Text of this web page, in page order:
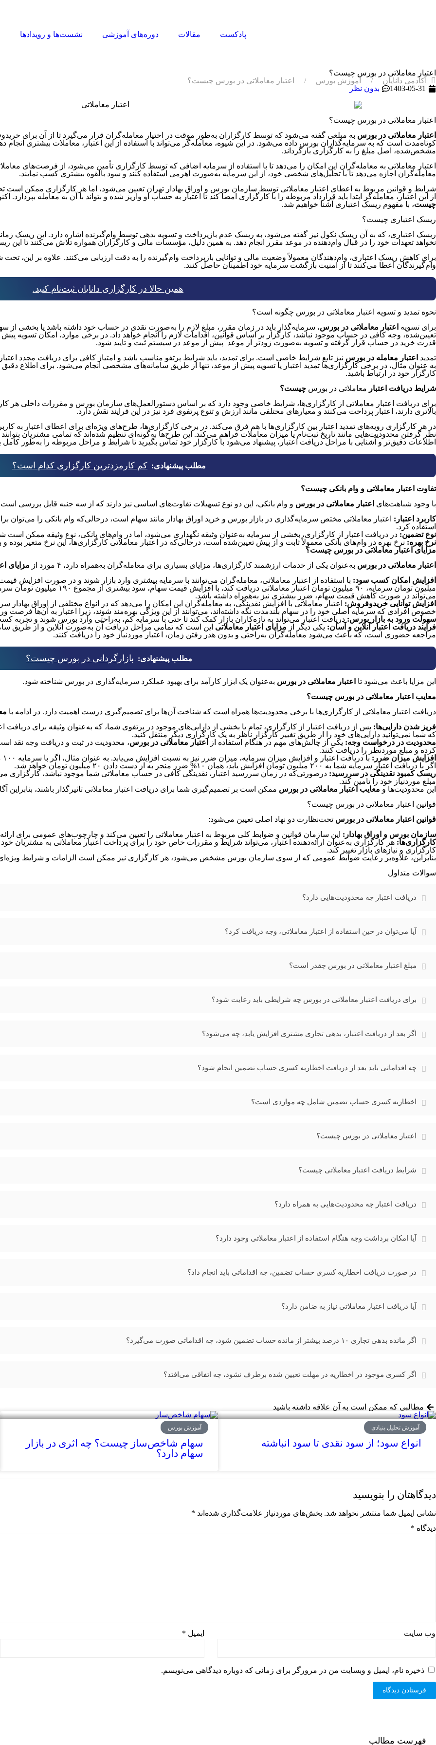
پادکست مقالات دوره‌های آموزشی نشست‌ها و رویدادها
اعتبار معاملاتی در بورس چیست؟
آکادمی دانایان
آموزش بورس
اعتبار معاملاتی در بورس چیست؟
1403-05-31
بدون نظر
اعتبار معاملاتی در بورس چیست؟
اعتبار معاملاتی در بورس به مبلغی گفته می‌شود که توسط کارگزاران به‌طور موقت در اختیار معامله‌گران قرار می‌گیرد تا از آن برای
کوتاه‌مدت است که به سرمایه‌گذاران بورس داده می‌شود. در این شیوه، معامله‌گر می‌تواند با استفاده از این اعتبار، معاملات بیشتری
مشخص‌شده، اصل مبلغ را به کارگزاری بازگرداند.
اعتبار معاملاتی به معامله‌گران این امکان را می‌دهد تا با استفاده از سرمایه اضافی که توسط کارگزاری تأمین می‌شود، از فرصت‌های
معامله‌گران اجازه می‌دهد تا با تحلیل‌های شخصی خود، از این سرمایه به‌صورت اهرمی استفاده کنند و سود بالقوه بیشتری کسب نمایند.
شرایط و قوانین مربوط به اعطای اعتبار معاملاتی توسط سازمان بورس و اوراق بهادار تهران تعیین می‌شود، اما هر کارگزاری ممکن است
از این اعتبار، معامله‌گر ابتدا باید قرارداد مربوطه را با کارگزاری امضا کند تا اعتبار به حساب او واریز شده و بتواند با آن به معامله بپردازد.
چیست، با مفهوم ریسک اعتباری آشنا خواهیم شد.
ریسک اعتباری چیست؟
ریسک اعتباری، که به آن ریسک نکول نیز گفته می‌شود، به ریسک عدم بازپرداخت و تسویه بدهی توسط وام‌گیرنده اشاره دارد. این ریسک
نخواهد تعهدات خود را در قبال وام‌دهنده در موعد مقرر انجام دهد. به همین دلیل، مؤسسات مالی و کارگزاران همواره تلاش می‌کنند تا این
برای کاهش ریسک اعتباری، وام‌دهندگان معمولاً وضعیت مالی و توانایی بازپرداخت وام‌گیرنده را به دقت ارزیابی می‌کنند. علاوه بر این،
وام‌گیرندگان اعطا می‌کنند تا از امنیت بازگشت سرمایه خود اطمینان حاصل کنند.
همین حالا در کارگزاری دانایان ثبت‌نام کنید.
نحوه تمدید و تسویه اعتبار معاملاتی در بورس چگونه است؟
برای تسویه اعتبار معاملاتی در بورس، سرمایه‌گذار باید در زمان مقرر، مبلغ لازم را به‌صورت نقدی در حساب خود داشته باشد یا بخشی از
تعیین‌شده، وجه کافی در حساب موجود نباشد، کارگزار بر اساس قوانین، اقدامات لازم را انجام خواهد داد. در برخی موارد، امکان تسویه پیش
قدرت خرید در حساب قرار گرفته و تسویه به‌صورت زودتر از موعد پیش از موعد در سیستم ثبت و تایید شود.
تمدید اعتبار معامله در بورس نیز تابع شرایط خاصی است. برای تمدید، باید شرایط پرتفو مناسب باشد و امتیاز کافی برای دریافت مجدد
به عنوان مثال، در برخی کارگزاری‌ها تمدید اعتبار یا تسویه پیش از موعد، تنها از طریق سامانه‌های مشخصی انجام می‌شود. برای اطلاع دقیق
کارگزار خود در ارتباط باشید.
شرایط دریافت اعتبار معاملاتی در بورس چیست؟
برای دریافت اعتبار معاملاتی از کارگزاری‌ها، شرایط خاصی وجود دارد که بر اساس دستورالعمل‌های سازمان بورس و مقررات داخلی هر
بالاتری دارند، اعتبار پرداخت می‌کنند و معیارهای مختلفی مانند ارزش و تنوع پرتفوی فرد نیز در این فرایند نقش دارد.
در هر کارگزاری رویه‌های تمدید اعتبار بین کارگزاری‌ها با هم فرق می‌کند. در برخی کارگزاری‌ها، طرح‌های ویژه‌ای برای اعطای اعتبار به
نظر گرفتن محدودیت‌هایی مانند تاریخ ثبت‌نام یا میزان معاملات فراهم می‌کند. این طرح‌ها به‌گونه‌ای تنظیم شده‌اند که تمامی مشتریان بتوانند
اطلاعات دقیق‌تر و آشنایی با مراحل دریافت اعتبار، پیشنهاد می‌شود با کارگزار خود تماس بگیرید تا شرایط و مراحل مربوطه را به‌طور
مطلب پیشنهادی: کم کارمزدترین کارگزاری کدام است؟
تفاوت اعتبار معاملاتی و وام بانکی چیست؟
با وجود شباهت‌های اعتبار معاملاتی در بورس و وام بانکی، این دو نوع تسهیلات تفاوت‌های اساسی نیز دارند که از سه جنبه قابل بررسی
کاربرد اعتبار : اعتبار معاملاتی مختص سرمایه‌گذاری در بازار بورس و خرید اوراق بهادار مانند سهام است، در‌حالی‌که وام بانکی را می‌توان
استفاده کرد.
نوع تضمین: در دریافت اعتبار از کارگزاری، بخشی از سرمایه به‌عنوان وثیقه نگهداری می‌شود، اما در وام‌های بانکی، نوع وثیقه ممکن است
نرخ بهره: نرخ بهره در وام‌های بانکی معمولاً ثابت و از پیش تعیین‌شده است، درحالی‌که در اعتبار معاملاتی کارگزاری‌ها، این نرخ متغیر بوده و
مزایای اعتبار معاملاتی در بورس چیست؟
اعتبار معاملاتی در بورس به‌عنوان یکی از خدمات ارزشمند کارگزاری‌ها، مزایای بسیاری برای معامله‌گران به‌همراه دارد، ۴ مورد از مزایای
افزایش امکان کسب سود:
میلیون تومان سرمایه، ۹۰ میلیون تومان
می‌تواند در صورت کاهش قیمت سهام، ضرر بیشتری نیز به‌همراه داشته باشد.
افزایش توانایی خرید‌و‌فروش: اعتبار معاملاتی با افزایش نقدینگی، به معامله‌گران این امکان را می‌دهد که در انواع مختلفی از اوراق
خصوص افرادی که سرمایه اصلی خود را در سهام بلندمدت نگه داشته‌اند، می‌توانند از این ویژگی بهره‌مند شوند، زیرا اعتبار به آن‌ها فرصت
سهولت ورود به بازار بورس: دریافت اعتبار می‌تواند به تازه‌کاران بازار کمک کند تا حتی با سرمایه کم، به‌راحتی وارد بورس شوند و تجربه
فرایند دریافت اعتبار آنلاین و آسان: یکی دیگر از مزایای اعتبار معاملاتی این است که تمامی مراحل دریافت آن به‌صورت آنلاین و از طریق
مراجعه حضوری است، که باعث می‌شود معامله‌گران به‌راحتی و بدون هدر رفتن زمان، اعتبار موردنیاز خود را دریافت کنند.
مطلب پیشنهادی: بازارگردانی در بورس چیست؟
این مزایا باعث می‌شود تا اعتبار معاملاتی در بورس به‌عنوان یک ابزار کارآمد برای بهبود عملکرد سرمایه‌گذاری در بورس شناخته شود.
معایب اعتبار معاملاتی در بورس چیست؟
دریافت اعتبار معاملاتی از کارگزاری‌ها با برخی محدودیت‌ها همراه است که شناخت آن‌ها برای تصمیم‌گیری درست اهمیت دارد. در ادامه با
فریز شدن دارایی‌ها: پس از دریافت اعتبار از کارگزاری، تمام یا بخشی از دارایی‌های موجود در پرتفوی شما، که به‌عنوان وثیقه برای
که شما نمی‌توانید دارایی‌های خود را از طریق تغییر کارگزار ناظر به یک کارگزاری دیگر منتقل کنید.
محدودیت در درخواست وجه: یکی از چالش‌های مهم در هنگام استفاده از اعتبار معاملاتی در بورس، محدودیت در ثبت و دریافت وجه نقد
کرده و مبلغ مورد‌نظر را دریافت کنند.
افزایش میزان ضرر :
اگر با دریافت اعتبار سرمایه شما به ۲۰۰ میلیون تومان افزایش یابد، همان ۱۰% ضرر منجر به از دست دادن ۲۰ میلیون تومان خواهد شد.
ریسک کمبود نقدینگی در سررسید: در‌صورتی‌که در زمان سررسید اعتبار، نقدینگی کافی در حساب معاملاتی شما موجود نباشد، کارگزاری
مبلغ مورد‌نیاز خود را تامین کند.
این محدودیت‌ها و معایب اعتبار معاملاتی در بورس ممکن است بر تصمیم‌گیری شما برای دریافت اعتبار معاملاتی تاثیرگذار باشند،
قوانین اعتبار معاملاتی در بورس چیست؟
قوانین اعتبار معاملاتی در بورس تحت‌نظارت دو نهاد اصلی تعیین می‌شود:
سازمان بورس و اوراق بهادار : این سازمان قوانین و ضوابط کلی مربوط به اعتبار معاملاتی را تعیین می‌کند و چارچوب‌های عمومی برای
کارگزاری‌ها: هر کارگزاری به‌عنوان ارائه‌دهنده اعتبار، می‌تواند شرایط و مقررات خاص خود را برای پرداخت اعتبار معاملاتی به
کارگزاری و نیازهای بازار تغییر کند.
بنابراین، علاوه‌بر رعایت ضوابط عمومی که از سوی سازمان بورس مشخص می‌شود، هر کارگزاری نیز ممکن است الزامات و شرایط ویژه‌ای
سوالات متداول
دریافت اعتبار چه محدودیت‌هایی دارد؟
آیا می‌توان در حین استفاده از اعتبار معاملاتی، وجه دریافت کرد؟
مبلغ اعتبار معاملاتی در بورس چقدر است؟
برای دریافت اعتبار معاملاتی در بورس چه شرایطی باید رعایت شود؟
اگر بعد از دریافت اعتبار، بدهی تجاری مشتری افزایش یابد، چه می‌شود؟
چه اقداماتی باید بعد از دریافت اخطاریه کسری حساب تضمین انجام شود؟
اخطاریه کسری حساب تضمین شامل چه مواردی است؟
اعتبار معاملاتی در بورس چیست؟
شرایط دریافت اعتبار معاملاتی چیست؟
دریافت اعتبار چه محدودیت‌هایی به همراه دارد؟
آیا امکان برداشت وجه هنگام استفاده از اعتبار معاملاتی وجود دارد؟
در صورت دریافت اخطاریه کسری حساب تضمین، چه اقداماتی باید انجام داد؟
آیا دریافت اعتبار معاملاتی نیاز به ضامن دارد؟
اگر مانده بدهی تجاری ۱۰ درصد بیشتر از مانده حساب تضمین شود، چه اقداماتی صورت می‌گیرد؟
اگر کسری موجود در اخطاریه در مهلت تعیین شده برطرف نشود، چه اتفاقی می‌افتد؟
مطالبی که ممکن است به آن علاقه داشته باشید
آموزش تحلیل بنیادی
انواع سود؛ از سود نقدی تا سود انباشته
آموزش بورس
سهام شاخص‌ساز چیست؟ چه اثری در بازار
سهام دارد؟
دیدگاهتان را بنویسید
نشانی ایمیل شما منتشر نخواهد شد. بخش‌های موردنیاز علامت‌گذاری شده‌اند *
دیدگاه *
ایمیل * وب‌ سایت
ذخیره نام، ایمیل و وبسایت من در مرورگر برای زمانی که دوباره دیدگاهی می‌نویسم.
فهرست مطالب